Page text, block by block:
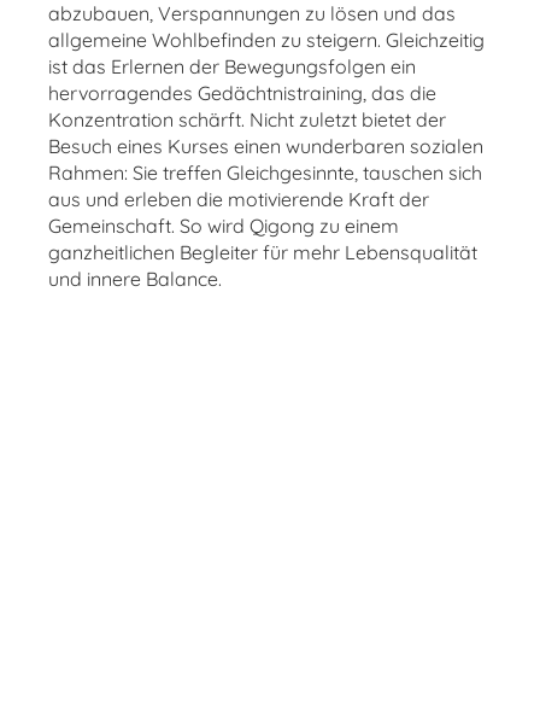
abzubauen, Verspannungen zu lösen und das
allgemeine Wohlbefinden zu steigern. Gleichzeitig
ist das Erlernen der Bewegungsfolgen ein
hervorragendes Gedächtnistraining, das die
Konzentration schärft. Nicht zuletzt bietet der
Besuch eines Kurses einen wunderbaren sozialen
Rahmen: Sie treffen Gleichgesinnte, tauschen sich
aus und erleben die motivierende Kraft der
Gemeinschaft. So wird Qigong zu einem
ganzheitlichen Begleiter für mehr Lebensqualität
und innere Balance.